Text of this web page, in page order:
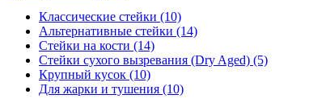
Классические стейки (10)
Альтернативные стейки (14)
Стейки на кости (14)
Стейки сухого вызревания (Dry Aged) (5)
Крупный кусок (10)
Для жарки и тушения (10)